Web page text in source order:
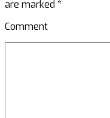
are marked *
Comment